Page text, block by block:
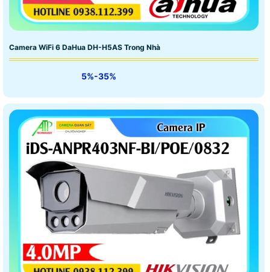
Camera WiFi 6 DaHua DH-H5AS Trong Nhà
5%-35%